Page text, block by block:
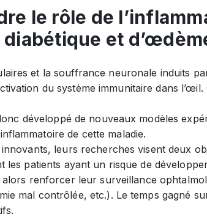
le rôle de
et
et la souffrance neuronale induits
du système immunitaire dans
développé de nouveaux modèles
de cette maladie.
innovants, leurs recherches visent deux
les patients ayant un risque de
renforcer leur surveillance
mal contrôlée, etc.). Le temps gagné